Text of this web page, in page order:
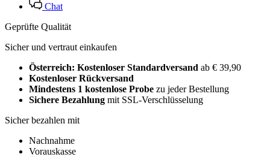
Chat
Geprüfte Qualität
Sicher und vertraut einkaufen
Österreich: Kostenloser Standardversand ab € 39,90
Kostenloser Rückversand
Mindestens 1 kostenlose Probe zu jeder Bestellung
Sichere Bezahlung mit SSL-Verschlüsselung
Sicher bezahlen mit
Nachnahme
Vorauskasse